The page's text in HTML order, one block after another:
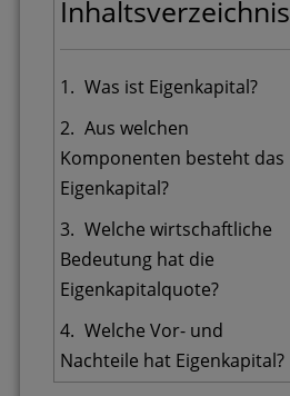
Inhaltsverzeichnis
Was ist Eigenkapital?
Aus welchen
Komponenten besteht das
Eigenkapital?
Welche wirtschaftliche
Bedeutung hat die
Eigenkapitalquote?
Welche Vor- und
Nachteile hat Eigenkapital?